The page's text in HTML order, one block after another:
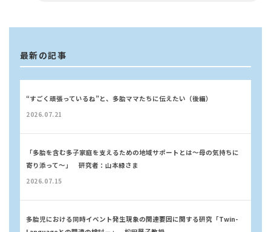
最新の記事
“すごく頑張っているね”と、多胎ママたちに伝えたい（後編）
2026.07.21
「多胎を含む多子家庭を支えるための地域サポートとは～母の気持ちに
寄り添って～」 研究者：山本緑さま
2026.07.15
多胎児における同時イベント発生現象の関連要因に関する研究「Twin-